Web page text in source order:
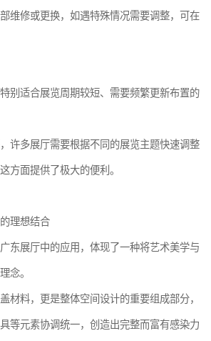
维修或更换，如遇特殊情况需要调整，可在
别适合展览周期较短、需要频繁更新布置的
许多展厅需要根据不同的展览主题快速调整
方面提供了极大的便利。
理想结合
东展厅中的应用，体现了一种将艺术美学与
念。
材料，更是整体空间设计的重要组成部分，
等元素协调统一，创造出完整而富有感染力